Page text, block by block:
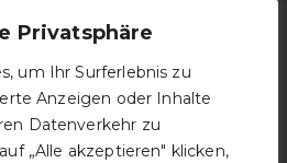
Privatsphäre
um Ihr Surferlebnis zu
Anzeigen oder Inhalte
Datenverkehr zu
„Alle akzeptieren" klicken,